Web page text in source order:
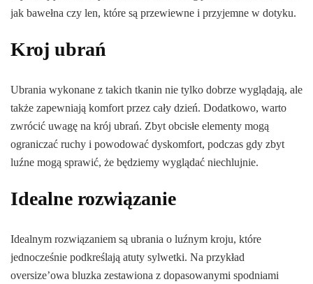
jak bawełna czy len, które są przewiewne i przyjemne w dotyku.
Kroj ubrań
Ubrania wykonane z takich tkanin nie tylko dobrze wyglądają, ale
także zapewniają komfort przez cały dzień. Dodatkowo, warto
zwrócić uwagę na krój ubrań. Zbyt obcisłe elementy mogą
ograniczać ruchy i powodować dyskomfort, podczas gdy zbyt
luźne mogą sprawić, że będziemy wyglądać niechlujnie.
Idealne rozwiązanie
Idealnym rozwiązaniem są ubrania o luźnym kroju, które
jednocześnie podkreślają atuty sylwetki. Na przykład
oversize’owa bluzka zestawiona z dopasowanymi spodniami